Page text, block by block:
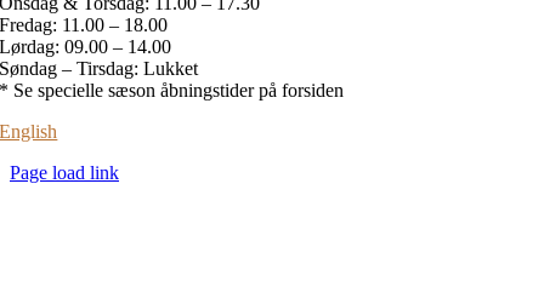
Fredag: 11.00 – 18.00
Lørdag: 09.00 – 14.00
Søndag – Tirsdag: Lukket
* Se specielle sæson åbningstider på forsiden
English
Page load link